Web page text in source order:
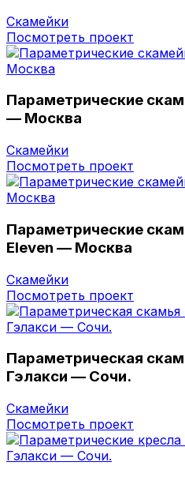
Скамейки
Посмотреть проект
Параметрические
— Москва
Скамейки
Посмотреть проект
Параметрические
Eleven — Москва
Скамейки
Посмотреть проект
Параметрическая
Гэлакси — Сочи.
Скамейки
Посмотреть проект